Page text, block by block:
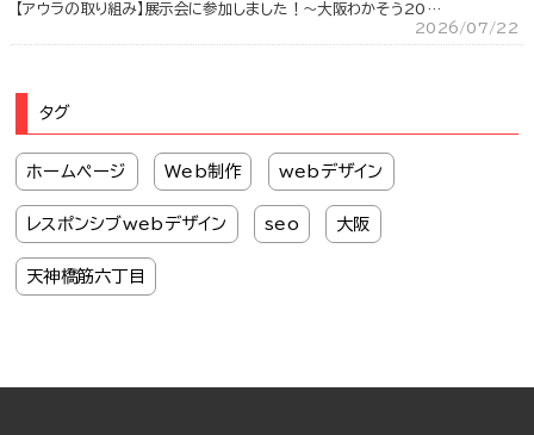
【アウラの取り組み】展示会に参加しました！～大阪わかそう20…
2026/07/22
タグ
ホームページ Web制作 webデザイン
レスポンシブwebデザイン seo 大阪
天神橋筋六丁目